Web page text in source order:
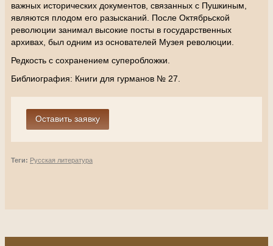
важных исторических документов, связанных с Пушкиным,
являются плодом его разысканий. После Октябрьской
революции занимал высокие посты в государственных
архивах, был одним из основателей Музея революции.
Редкость с сохранением суперобложки.
Библиография: Книги для гурманов № 27.
Теги: Русская литература